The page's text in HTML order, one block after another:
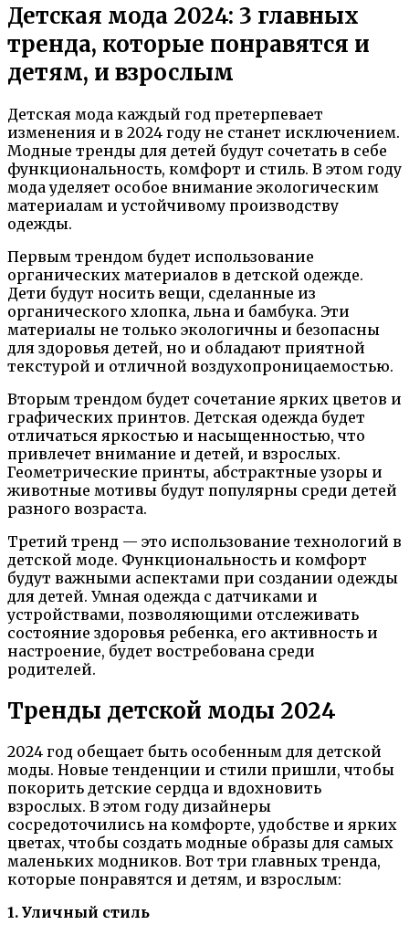
Детская мода 2024: 3 главных
тренда, которые понравятся и
детям, и взрослым
Детская мода каждый год претерпевает
изменения и в 2024 году не станет исключением.
Модные тренды для детей будут сочетать в себе
функциональность, комфорт и стиль. В этом году
мода уделяет особое внимание экологическим
материалам и устойчивому производству
одежды.
Первым трендом будет использование
органических материалов в детской одежде.
Дети будут носить вещи, сделанные из
органического хлопка, льна и бамбука. Эти
материалы не только экологичны и безопасны
для здоровья детей, но и обладают приятной
текстурой и отличной воздухопроницаемостью.
Вторым трендом будет сочетание ярких цветов и
графических принтов. Детская одежда будет
отличаться яркостью и насыщенностью, что
привлечет внимание и детей, и взрослых.
Геометрические принты, абстрактные узоры и
животные мотивы будут популярны среди детей
разного возраста.
Третий тренд — это использование технологий в
детской моде. Функциональность и комфорт
будут важными аспектами при создании одежды
для детей. Умная одежда с датчиками и
устройствами, позволяющими отслеживать
состояние здоровья ребенка, его активность и
настроение, будет востребована среди
родителей.
Тренды детской моды 2024
2024 год обещает быть особенным для детской
моды. Новые тенденции и стили пришли, чтобы
покорить детские сердца и вдохновить
взрослых. В этом году дизайнеры
сосредоточились на комфорте, удобстве и ярких
цветах, чтобы создать модные образы для самых
маленьких модников. Вот три главных тренда,
которые понравятся и детям, и взрослым:
1. Уличный стиль